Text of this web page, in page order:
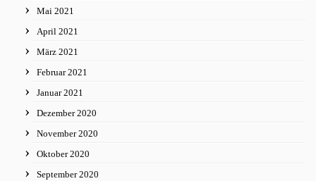
Mai 2021
April 2021
März 2021
Februar 2021
Januar 2021
Dezember 2020
November 2020
Oktober 2020
September 2020